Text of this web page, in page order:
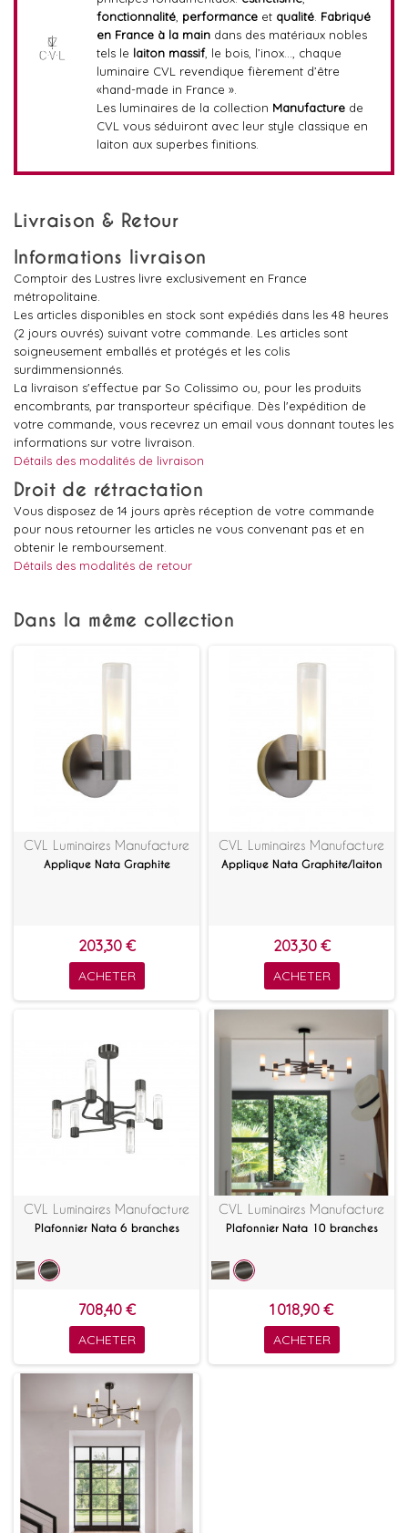
fonctionnalité, performanceet qualité. Fabriqué
en France à la maindans des matériaux nobles
tels le laiton massif, le bois, l’inox…, chaque
luminaire CVL revendique fièrement d’être
«hand-made in France ».
Les luminaires de la collection Manufacturede
CVL vous séduiront avec leur style classique en
laiton aux superbes finitions.
Livraison & Retour
Informations livraison
Comptoir des Lustres livre exclusivement en France
métropolitaine.
Les articles disponibles en stock sont expédiés dans les 48 heures
(2 jours ouvrés) suivant votre commande. Les articles sont
soigneusement emballés et protégés et les colis
surdimmensionnés.
La livraison s'effectue par So Colissimo ou, pour les produits
encombrants, par transporteur spécifique. Dès l'expédition de
votre commande, vous recevrez un email vous donnant toutes les
informations sur votre livraison.
Détails des modalités de livraison
Droit de rétractation
Vous disposez de 14 jours après réception de votre commande
pour nous retourner les articles ne vous convenant pas et en
obtenir le remboursement.
Détails des modalités de retour
Dans la même collection
CVL Luminaires Manufacture
Applique Nata Graphite
203,30 €
ACHETER
CVL Luminaires Manufacture
Applique Nata Graphite/laiton
203,30 €
ACHETER
CVL Luminaires Manufacture
Plafonnier Nata 6 branches
708,40 €
ACHETER
CVL Luminaires Manufacture
Plafonnier Nata 10 branches
1 018,90 €
ACHETER